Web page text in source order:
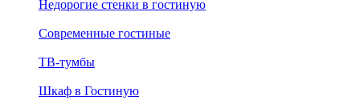
Недорогие стенки в гостиную
Современные гостиные
ТВ-тумбы
Шкаф в Гостиную